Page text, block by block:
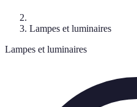
Lampes et luminaires
Lampes et luminaires